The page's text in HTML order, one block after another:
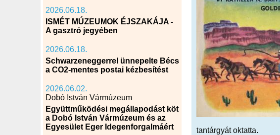
2026.06.18.
ISMÉT MÚZEUMOK ÉJSZAKÁJA -
A gasztró jegyében
2026.06.18.
Schwarzeneggerrel ünnepelte Bécs
a CO2-mentes postai kézbesítést
2026.06.02.
Dobó István Vármúzeum
Együttműködési megállapodást köt
a Dobó István Vármúzeum és az
Egyesület Eger Idegenforgalmáért
tantárgyát oktatta.